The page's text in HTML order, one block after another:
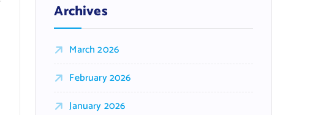
Archives
March 2026
February 2026
January 2026